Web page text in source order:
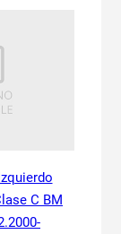
C BM